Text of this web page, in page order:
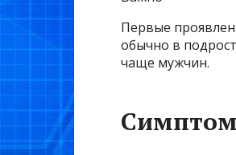
Первые
обычно в
чаще мужчин.